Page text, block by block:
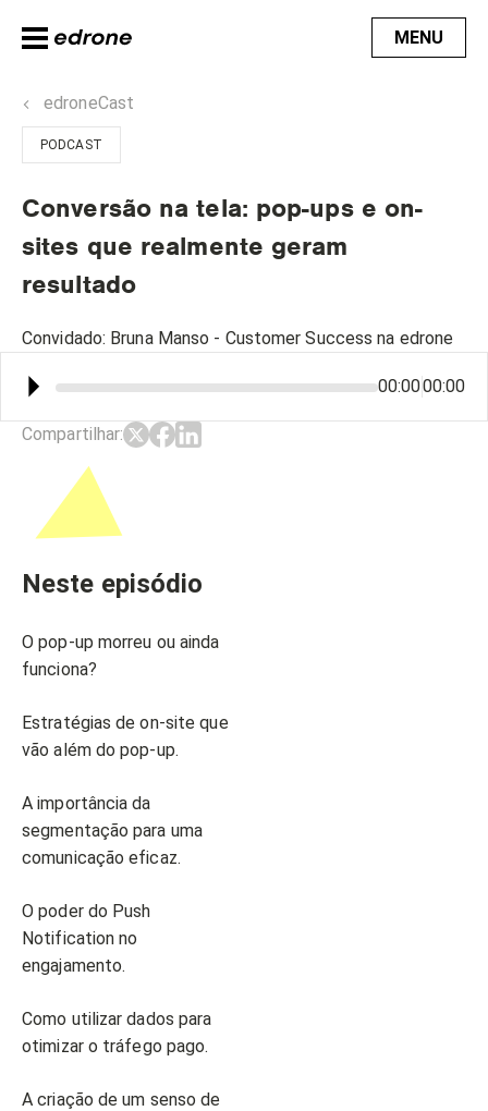
MENU
edroneCast
PODCAST
Conversão na tela: pop-ups e on-
sites que realmente geram
resultado
Convidado: Bruna Manso - Customer Success na edrone
⏵︎ 00:0000:00
Compartilhar:
Neste episódio
O pop-up morreu ou ainda
funciona?
Estratégias de on-site que
vão além do pop-up.
A importância da
segmentação para uma
comunicação eficaz.
O poder do Push
Notification no
engajamento.
Como utilizar dados para
otimizar o tráfego pago.
A criação de um senso de